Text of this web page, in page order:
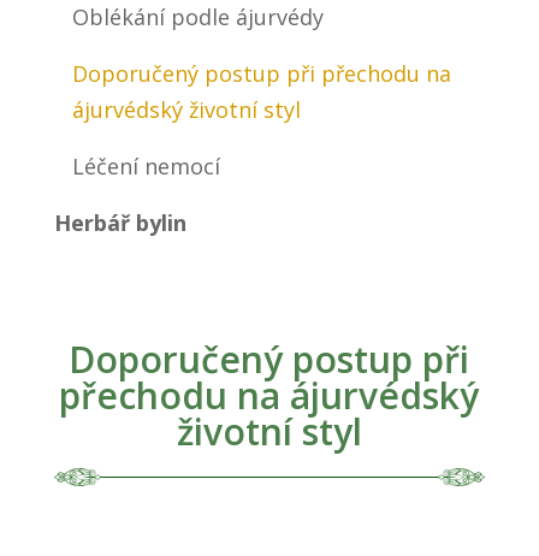
Oblékání podle ájurvédy
Doporučený postup při přechodu na
ájurvédský životní styl
Léčení nemocí
Herbář bylin
Doporučený postup při
přechodu na ájurvédský
životní styl